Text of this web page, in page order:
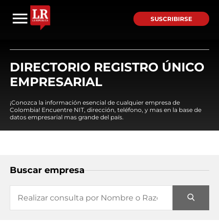
SUSCRIBIRSE
DIRECTORIO REGISTRO ÚNICO
EMPRESARIAL
¡Conozca la información esencial de cualquier empresa de
Colombia! Encuentre NIT, dirección, teléfono, y mas en la base de
datos empresarial mas grande del país.
Buscar empresa